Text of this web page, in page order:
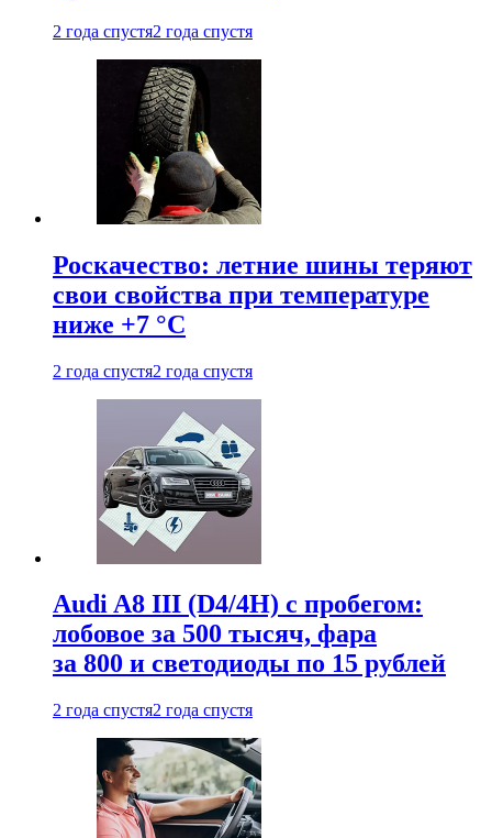
2 года спустя2 года спустя
Роскачество: летние шины теряют
свои свойства при температуре
ниже +7 °C
2 года спустя2 года спустя
Audi A8 III (D4/4H) c пробегом:
лобовое за 500 тысяч, фара
за 800 и светодиоды по 15 рублей
2 года спустя2 года спустя